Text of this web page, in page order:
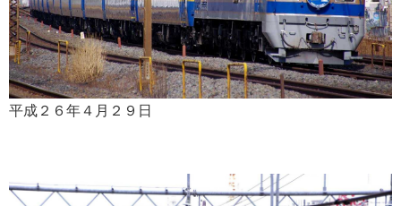
平成２６年４月２９日